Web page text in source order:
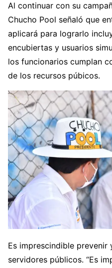
Al continuar con su
Chucho Pool señaló que
aplicará para lograrlo
encubiertas y usuarios
los funcionarios cumplan
de los recursos púbicos.
Es imprescindible
servidores públicos. “Es